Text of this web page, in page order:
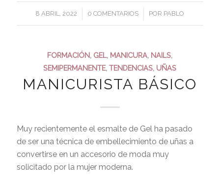
8 ABRIL, 2022
/ 0 COMENTARIOS
/ POR PABLO
FORMACIÓN, GEL, MANICURA, NAILS,
SEMIPERMANENTE,TENDENCIAS, UÑAS
MANICURISTA BÁSICO
Muy recientemente el esmalte de Gel ha pasado
de ser una técnica de embellecimiento de uñas a
convertirse en un accesorio de moda muy
solicitado por la mujer moderna.